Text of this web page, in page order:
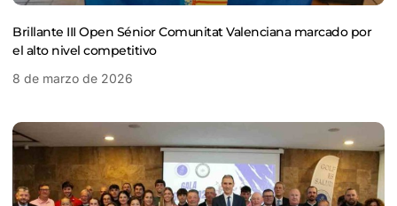
Brillante III Open Sénior Comunitat Valenciana marcado por
el alto nivel competitivo
8 de marzo de 2026